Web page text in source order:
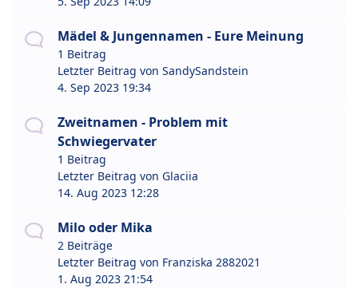
Mädel & Jungennamen - Eure Meinung
1 Beitrag
Letzter Beitrag von SandySandstein
4. Sep 2023 19:34
Zweitnamen - Problem mit
Schwiegervater
1 Beitrag
Letzter Beitrag von Glaciia
14. Aug 2023 12:28
Milo oder Mika
2 Beiträge
Letzter Beitrag von Franziska 2882021
1. Aug 2023 21:54